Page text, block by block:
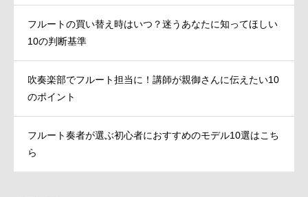
フルートの買い替え時はいつ？迷うあなたに知ってほしい
10の判断基準
吹奏楽部でフルート担当に！講師が親御さんに伝えたい10
のポイント
フルート奏者が選ぶ初心者におすすめのモデル10選はこち
ら